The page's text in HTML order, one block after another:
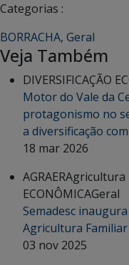
Categorias :
BORRACHA, Geral
Veja Também
DIVERSIFICAÇÃO
Motor do Vale da
protagonismo no
a diversificação
18 mar 2026
AGRAERAgricultura
ECONÔMICAGeral
Semadesc
Agricultura
03 nov 2025